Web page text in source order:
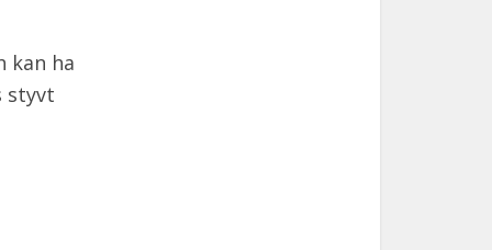
kan ha
styvt